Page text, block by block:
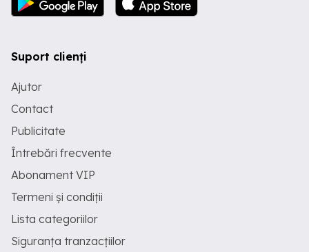
Suport clienți
Ajutor
Contact
Publicitate
Întrebări frecvente
Abonament VIP
Termeni și condiții
Lista categoriilor
Siguranța tranzacțiilor